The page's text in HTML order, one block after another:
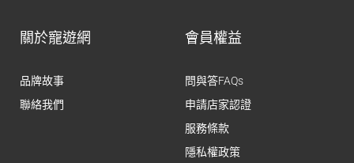
關於寵遊網
品牌故事
聯絡我們
會員權益
問與答FAQs
申請店家認證
服務條款
隱私權政策